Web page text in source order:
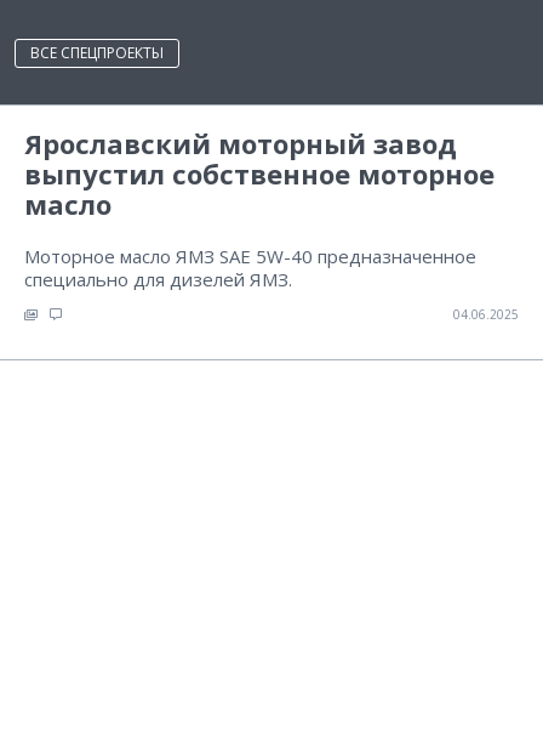
ВСЕ СПЕЦПРОЕКТЫ
Ярославский моторный завод
выпустил собственное моторное
масло
Моторное масло ЯМЗ SAE 5W-40 предназначенное
специально для дизелей ЯМЗ.
04.06.2025